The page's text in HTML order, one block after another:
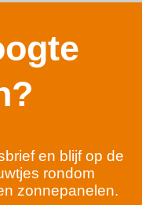
en blijf op de
rondom
zonnepanelen.